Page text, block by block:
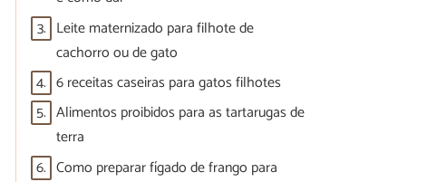
3. Leite maternizado para filhote de
cachorro ou de gato
4. 6 receitas caseiras para gatos filhotes
5. Alimentos proibidos para as tartarugas de
terra
6. Como preparar fígado de frango para